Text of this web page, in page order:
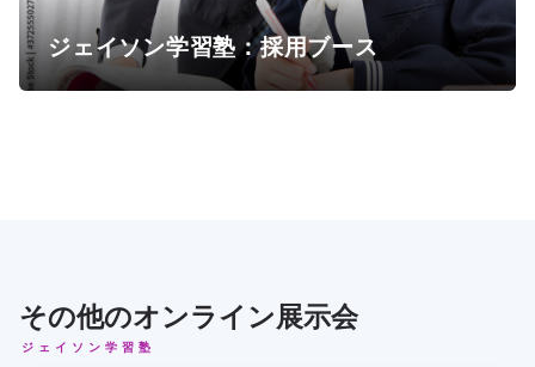
ジェイソン学習塾：採用ブース
その他のオンライン展示会
ジェイソン学習塾